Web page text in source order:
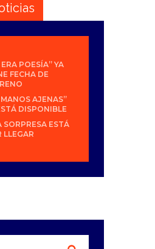
ERA POESÍA” YA
FECHA DE
MANOS AJENAS”
DISPONIBLE
SORPRESA ESTÁ
LLEGAR